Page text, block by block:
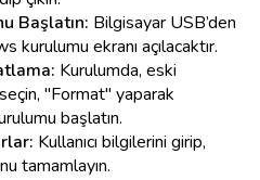
Başlatın: Bilgisayar USB’den
kurulumu ekranı açılacaktır.
Kurulumda, eski
"Format" yaparak
başlatın.
Kullanıcı bilgilerini girip,
tamamlayın.